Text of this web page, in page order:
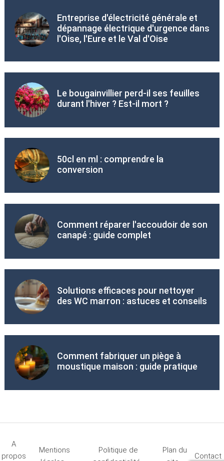
Entreprise d'électricité générale et
dépannage électrique d'urgence dans
l'Oise, l'Eure et le Val d'Oise
Le bougainvillier perd-il ses feuilles
durant l'hiver ? Est-il mort ?
50cl en ml : comprendre la
conversion
Comment réparer l'accoudoir de son
canapé : guide complet
Solutions efficaces pour nettoyer
des WC marron : astuces et conseils
Comment fabriquer un piège à
moustique maison : guide pratique
A
propos
Mentions
Politique de
Plan du
Contact